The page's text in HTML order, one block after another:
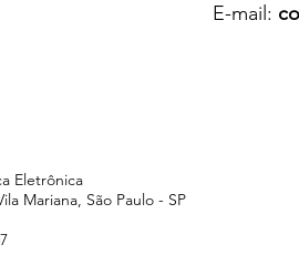
E-mail:
Eletrônica
Mariana, São Paulo - SP